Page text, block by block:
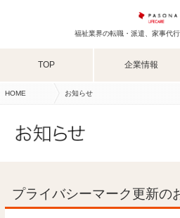
福祉業界の転職・派遣、家事代
TOP 企業情報
HOME お知らせ
プライバシーマーク更新の